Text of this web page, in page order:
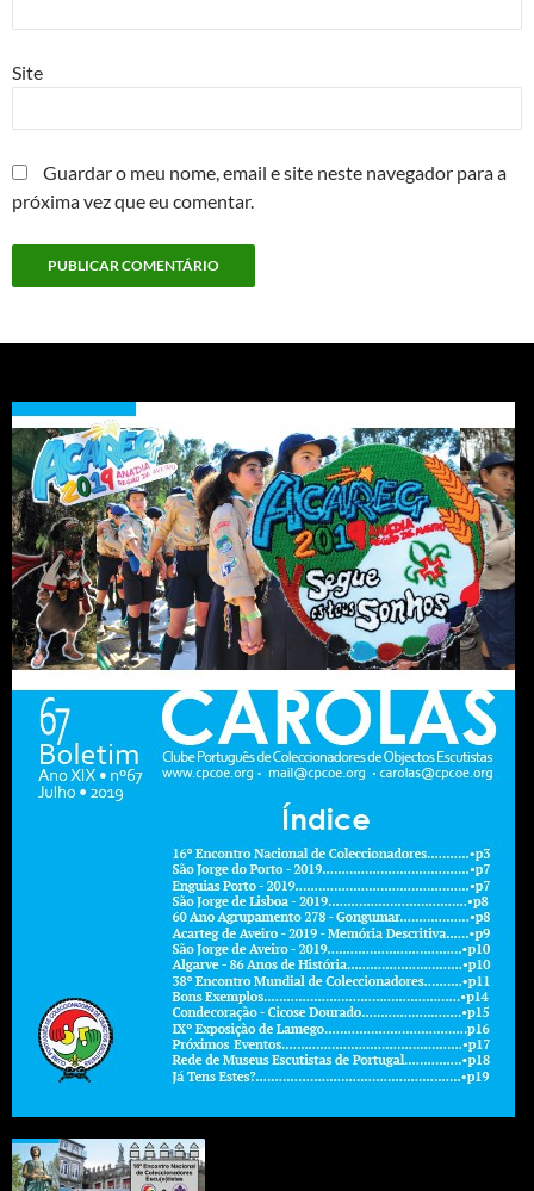
Site
Guardar o meu nome, email e site neste navegador para a
próxima vez que eu comentar.